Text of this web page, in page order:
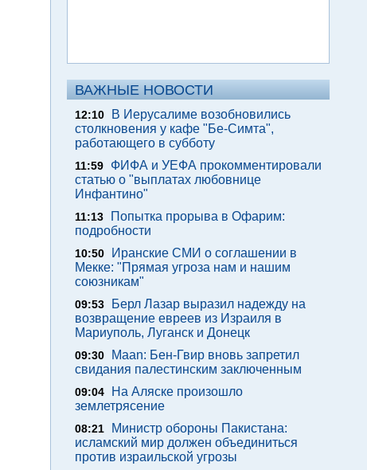
ВАЖНЫЕ НОВОСТИ
12:10
В Иерусалиме возобновились
столкновения у кафе "Бе-Симта",
работающего в субботу
11:59
ФИФА и УЕФА прокомментировали
статью о "выплатах любовнице
Инфантино"
11:13
Попытка прорыва в Офарим:
подробности
10:50
Иранские СМИ о соглашении в
Мекке: "Прямая угроза нам и нашим
союзникам"
09:53
Берл Лазар выразил надежду на
возвращение евреев из Израиля в
Мариуполь, Луганск и Донецк
09:30
Maan: Бен-Гвир вновь запретил
свидания палестинским заключенным
09:04
На Аляске произошло
землетрясение
08:21
Министр обороны Пакистана:
исламский мир должен объединиться
против израильской угрозы